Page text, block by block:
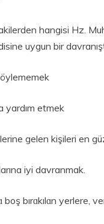
hangisi Hz.
uygun bir
yardım etmek
gelen kişileri en
iyi davranmak.
boş bırɑkılɑn yerlere,